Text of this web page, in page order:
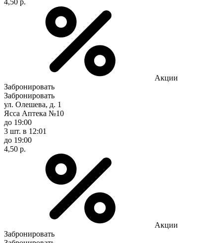
Акции
Забронировать
Забронировать
ул. Олешева, д. 1
Ясса Аптека №10
до 19:00
3 шт. в 12:01
до 19:00
4,50 р.
Акции
Забронировать